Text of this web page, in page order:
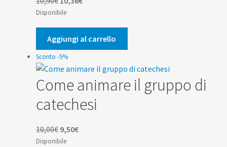
prezzo
originale
era:
10,90€.
attuale
è:
10,36€.
Disponibile
Aggiungi al carrello
Sconto -5%
Come animare il gruppo di
catechesi
10,00€ Il
prezzo
9,50€Il
Disponibile